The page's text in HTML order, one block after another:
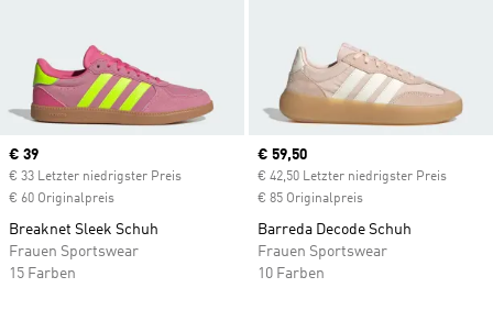
Current price
€ 39
€ 33 Letzter niedrigster Preis
€ 60 Originalpreis
Breaknet Sleek Schuh
Frauen Sportswear
15 Farben
Current price
€ 59,50
€ 42,50 Letzter niedrigster Preis
€ 85 Originalpreis
Barreda Decode Schuh
Frauen Sportswear
10 Farben